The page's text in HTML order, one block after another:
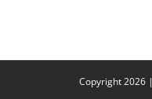
Copyright 2026